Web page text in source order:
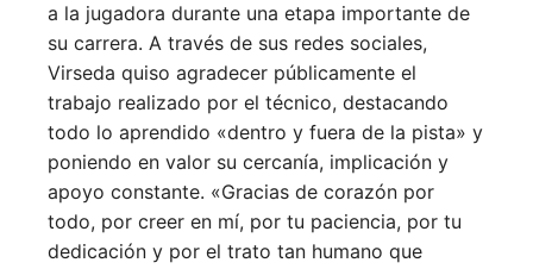
a la jugadora durante una etapa importante de
su carrera. A través de sus redes sociales,
Virseda quiso agradecer públicamente el
trabajo realizado por el técnico, destacando
todo lo aprendido «dentro y fuera de la pista» y
poniendo en valor su cercanía, implicación y
apoyo constante. «Gracias de corazón por
todo, por creer en mí, por tu paciencia, por tu
dedicación y por el trato tan humano que